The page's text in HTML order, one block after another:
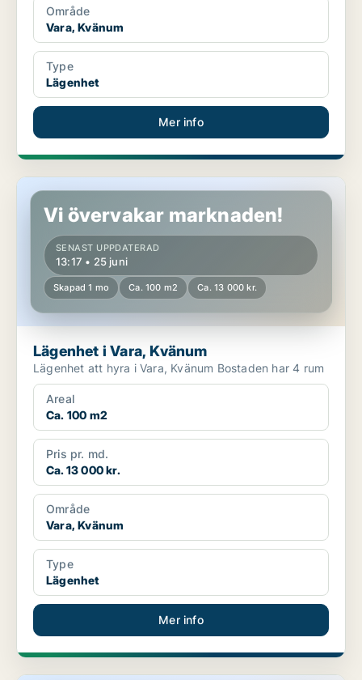
Område
Vara, Kvänum
Type
Lägenhet
Mer info
Lägenhet i Vara, Kvänum
Vi övervakar marknaden!
SENAST UPPDATERAD
13:17 • 25 juni
Skapad 1 mo Ca. 100 m2 Ca. 13 000 kr.
Lägenhet i Vara, Kvänum
Lägenhet att hyra i Vara, Kvänum Bostaden har 4 rum
Areal
Ca. 100 m2
Pris pr. md.
Ca. 13 000 kr.
Område
Vara, Kvänum
Type
Lägenhet
Mer info